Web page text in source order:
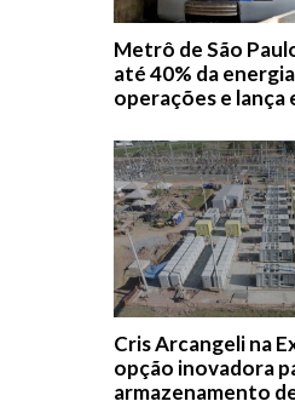
Metrô de São
até 40% da
operações e lança
Cris Arcangeli na
opção inovadora
armazenamento